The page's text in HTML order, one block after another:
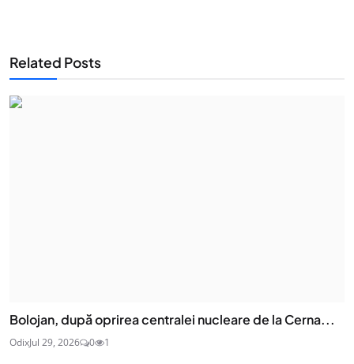
Related Posts
Bolojan, după oprirea centralei nucleare de la Cerna...
OdixJul 29, 2026 0 1